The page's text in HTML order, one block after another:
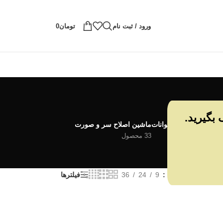
ورود / ثبت نام تومان0
ماشین اصلاح حیواناتماشین اصلاح سر و صورت
33 محصول
9
24
36 فیلترها
بگیرید.